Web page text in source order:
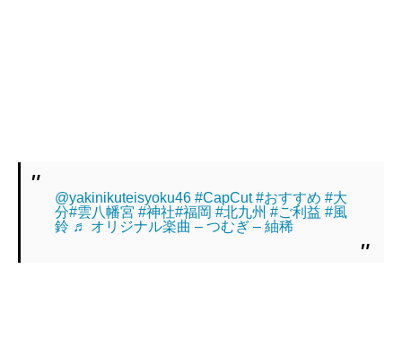
@yakinikuteisyoku46 #CapCut #おすすめ #大
分#雲八幡宮 #神社#福岡 #北九州 #ご利益 #風
鈴 ♬ オリジナル楽曲 – つむぎ – 紬稀